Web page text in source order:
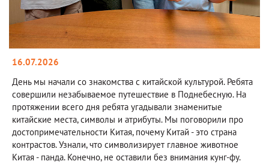
16.07.2026
День мы начали со знакомства с китайской культурой. Ребята
совершили незабываемое путешествие в Поднебесную. На
протяжении всего дня ребята угадывали знаменитые
китайские места, символы и атрибуты. Мы поговорили про
достопримечательности Китая, почему Китай - это страна
контрастов. Узнали, что символизирует главное животное
Китая - панда. Конечно, не оставили без внимания кунг-фу.